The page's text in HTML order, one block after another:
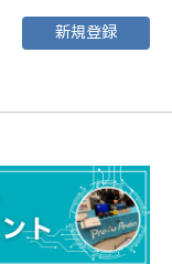
新規登録